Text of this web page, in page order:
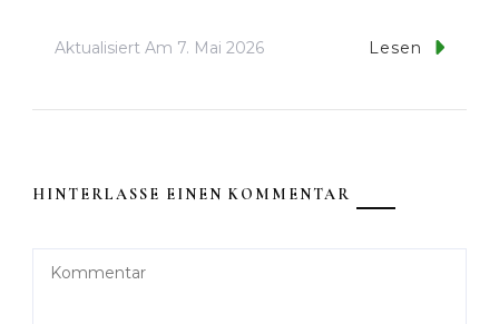
Aktualisiert Am 7. Mai 2026 Lesen
HINTERLASSE EINEN KOMMENTAR